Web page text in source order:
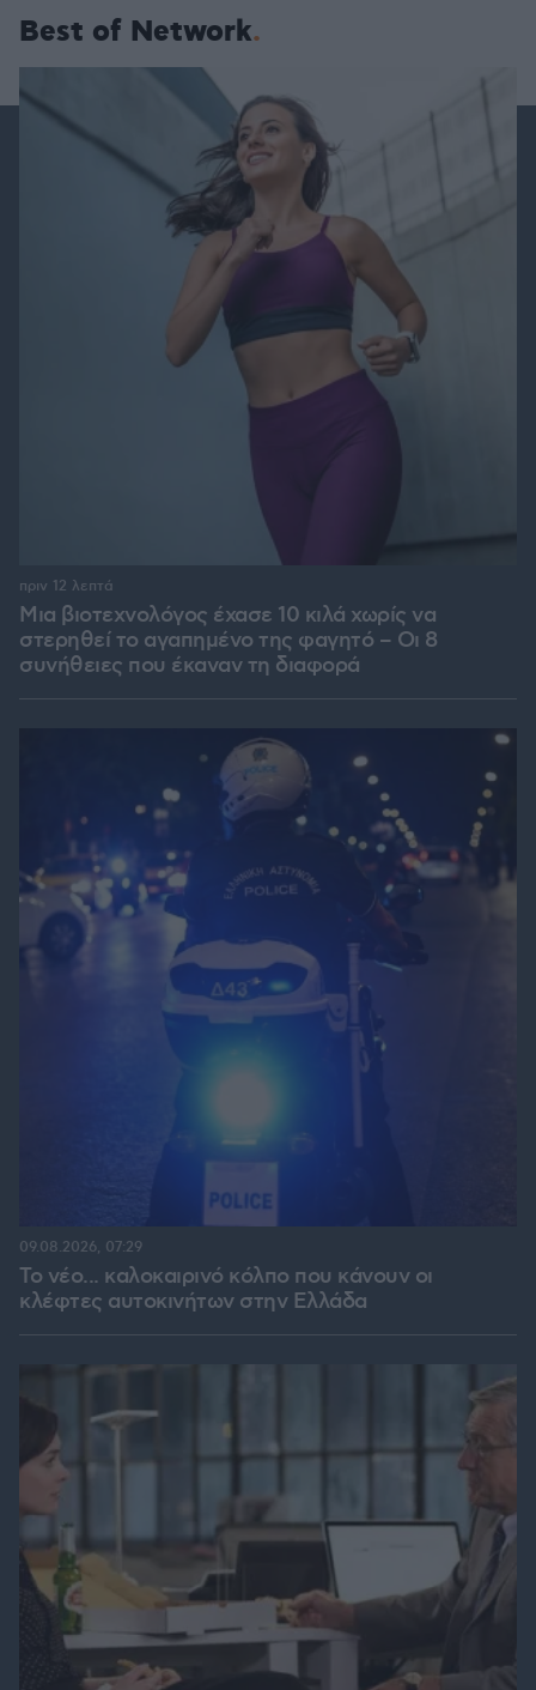
Best of Network
Μια βιοτεχνολόγος έχασε 10 κιλά χωρίς να
στερηθεί το αγαπημένο της φαγητό – Οι 8
συνήθειες που έκαναν τη διαφορά
πριν 12 λεπτά
Το νέο... καλοκαιρινό κόλπο που κάνουν οι
κλέφτες αυτοκινήτων στην Ελλάδα
09.08.2026, 07:29